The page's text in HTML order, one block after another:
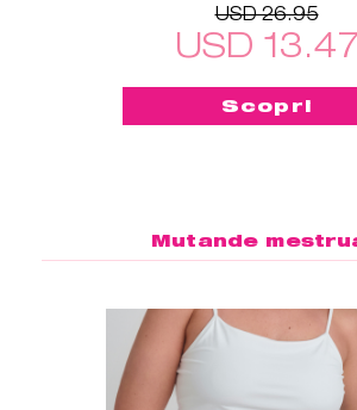
USD 26.95
USD 13.47
Scopri
Mutande